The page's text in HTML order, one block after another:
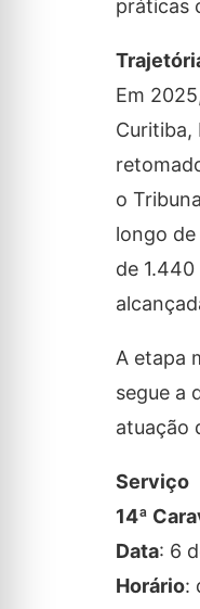
práticas
Em
Curitiba,
o
longo
de
A etapa
segue a
atuação
Serviço
14ª
Data: 6
Horário: